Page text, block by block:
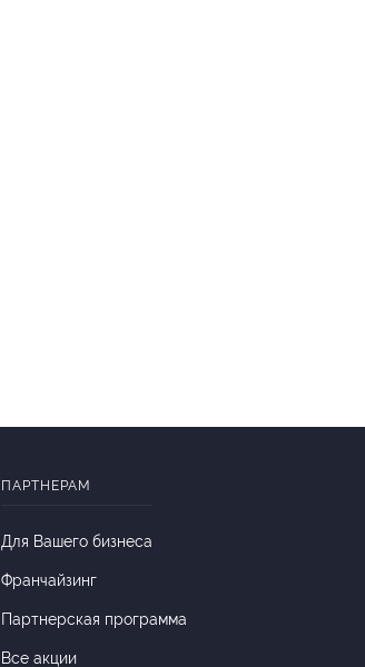
ПАРТНЕРАМ
Для Вашего бизнеса
Франчайзинг
Партнерская программа
Все акции